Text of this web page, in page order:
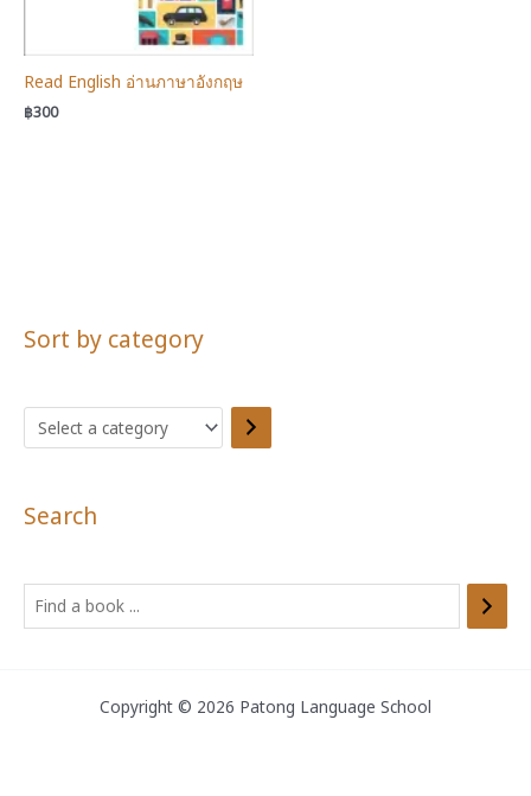
Sort by category
e
e
t
Search
e
Read English อ่านภาษาอังกฤษ
฿300
Copyright © 2026 Patong Language School